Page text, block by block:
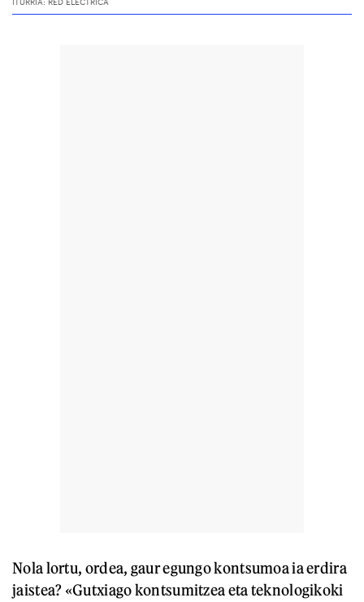
Nola lortu, ordea, gaur egungo kontsumoa ia erdira
jaistea? «Gutxiago kontsumitzea eta teknologikoki